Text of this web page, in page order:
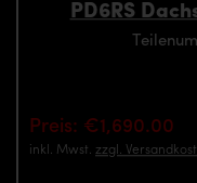
PD6RS
Preis: €1,690.00
inkl. Mwst. zzgl.